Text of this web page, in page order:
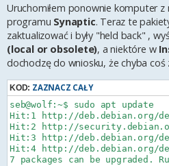
linux-headers-6.12.94+deb13-
linux-headers-6.12.94+deb13-
linux-image-6.12.94+deb13-
linux-kbuild-6.12.94+deb13
Uruchomiłem ponownie komputer
programu Synaptic. Teraz te
zaktualizować i były "held back" ,
(local or obsolete), a niektóre w
dochodzę do wniosku, że chyba coś
KOD: ZAZNACZ CAŁY
seb@wolf:~$ sudo apt update
Hit:1 http://deb.debian.org/
Hit:2 http://
Hit:3 http://deb.debian.org/
Hit:4 http://deb.debian.org/
7 packages can be